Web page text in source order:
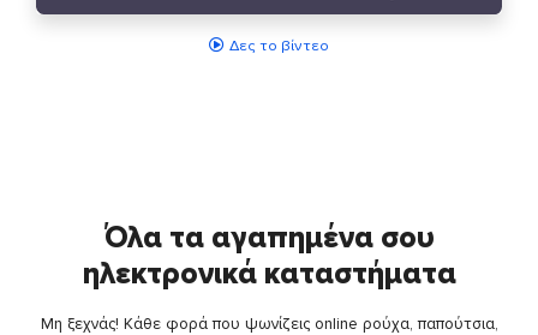
Δες το βίντεο
Όλα τα αγαπημένα σου
ηλεκτρονικά καταστήματα
Μη ξεχνάς! Κάθε φορά που ψωνίζεις online ρούχα, παπούτσια,